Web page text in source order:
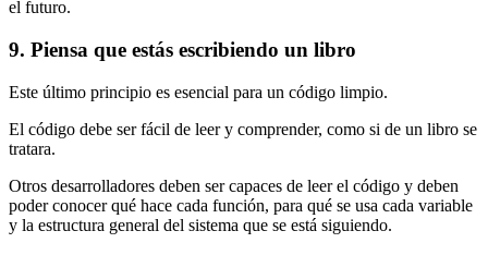
el futuro.
9. Piensa que estás escribiendo un libro
Este último principio es esencial para un código limpio.
El código debe ser fácil de leer y comprender, como si de un libro se
tratara.
Otros desarrolladores deben ser capaces de leer el código y deben
poder conocer qué hace cada función, para qué se usa cada variable
y la estructura general del sistema que se está siguiendo.